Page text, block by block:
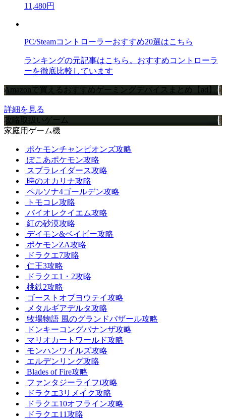
11,480円
PC/Steamコントローラーおすすめ20選はこちら
ランキングの元記事はこちら。おすすめコントローラ
ーを徹底比較しています
Amazonで買えるおすすめゲーミングデバイスまとめ【ad】
詳細を見る
攻略取扱いゲーム
家庭用ゲーム機
ポケモンチャンピオンズ攻略
ぽこあポケモン攻略
スプラレイダース攻略
時のオカリナ攻略
ペルソナ4ゴールデン攻略
トモコレ攻略
バイオレクイエム攻略
紅の砂漠攻略
デイモン&ベイビー攻略
ポケモンZA攻略
ドラクエ7攻略
仁王3攻略
ドラクエ1・2攻略
桃鉄2攻略
ゴーストオブヨウテイ攻略
メタルギアデルタ攻略
牧場物語 風のグランドバザール攻略
ドンキーコングバナンザ攻略
マリオカートワールド攻略
モンハンワイルズ攻略
エルデンリング攻略
Blades of Fire攻略
ファンタジーライフi攻略
ドラクエ3リメイク攻略
ドラクエ10オフライン攻略
ドラクエ11攻略